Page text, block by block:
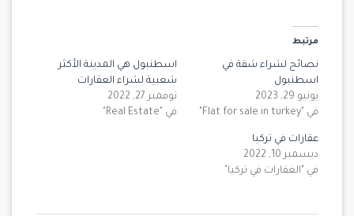
مرتبط
نصائح لشراء شقة في
اسطنبول
يونيو 29, 2023
في "Flat for sale in turkey"
اسطنبول هي المدينة الأكثر
شعبية لشراء العقارات
نوفمبر 27, 2022
في "Real Estate"
عقارات في تركيا
ديسمبر 10, 2022
في "العقارات في تركيا"